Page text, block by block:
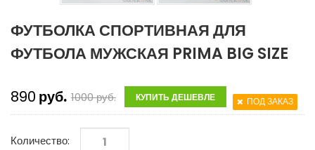
ФУТБОЛКА СПОРТИВНАЯ ДЛЯ
ФУТБОЛА МУЖСКАЯ PRIMA BIG SIZE
890 руб. 1000руб. КУПИТЬ ДЕШЕВЛЕ ПОД ЗАКАЗ
Количество: